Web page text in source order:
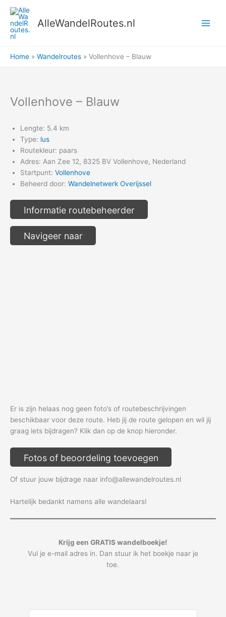
naar
inhoud
AlleWandelRoutes.nl
Home Wandelroutes Vollenhove – Blauw
Vollenhove – Blauw
Lengte: 5.4 km
Type: lus
Routekleur: paars
Adres: Aan Zee 12, 8325 BV Vollenhove, Nederland
Startpunt: Vollenhove
Beheerd door: Wandelnetwerk Overijssel
Informatie routebeheerder
Navigeer naar
Er is zijn helaas nog geen foto’s of routebeschrijvingen
beschikbaar voor deze route. Heb jij de route gelopen en wil jij
graag iets bijdragen? Klik dan op de knop hieronder.
Fotos of beoordeling toevoegen
Of stuur jouw bijdrage naar info@allewandelroutes.nl
Hartelijk bedankt namens alle wandelaars!
Krijg een GRATIS wandelboekje!
Vul je e-mail adres in. Dan stuur ik het boekje naar je
toe.